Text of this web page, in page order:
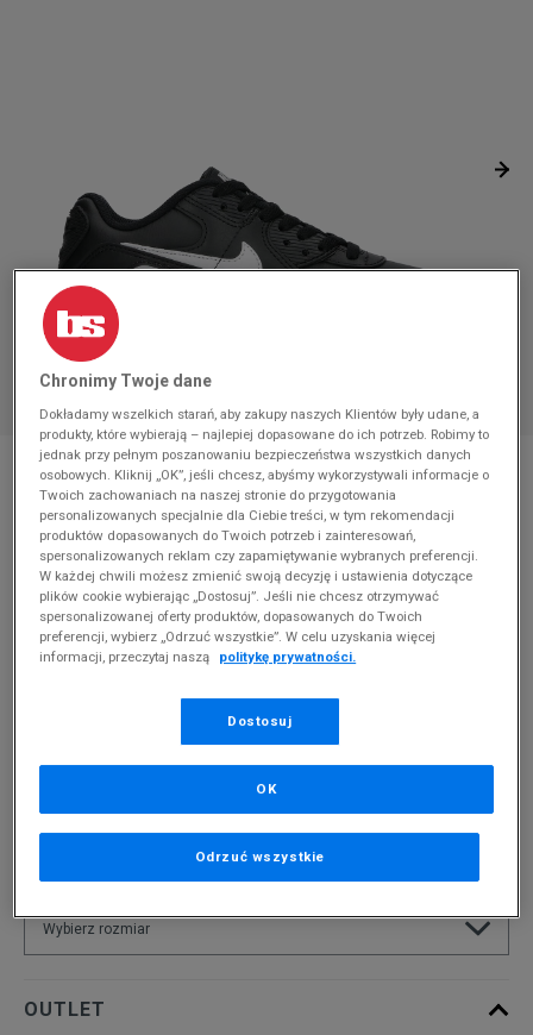
* Zdjęcie poglądowe
NIKE AIR MAX 90 LEATHER
Produkt pochodzi z końcówek aktualnych kolekcji, ubiegłych
sezonów lub z ekspozycji.Szczegóły.
zł cena rekomendowana przez producenta
499,99 zł
PRODUKT NIEDOSTĘPNY
Jeśli artykuł będzie ponownie dostępny, otrzymasz od nas
Wybierz rozmiar
OUTLET
Chronimy Twoje dane
Dokładamy wszelkich starań, aby zakupy naszych Klientów były udane, a
produkty, które wybierają – najlepiej dopasowane do ich potrzeb. Robimy to
jednak przy pełnym poszanowaniu bezpieczeństwa wszystkich danych
osobowych. Kliknij „OK”, jeśli chcesz, abyśmy wykorzystywali informacje o
Twoich zachowaniach na naszej stronie do przygotowania
personalizowanych specjalnie dla Ciebie treści, w tym rekomendacji
produktów dopasowanych do Twoich potrzeb i zainteresowań,
spersonalizowanych reklam czy zapamiętywanie wybranych preferencji.
W każdej chwili możesz zmienić swoją decyzję i ustawienia dotyczące
plików cookie wybierając „Dostosuj”. Jeśli nie chcesz otrzymywać
spersonalizowanej oferty produktów, dopasowanych do Twoich
preferencji, wybierz „Odrzuć wszystkie”. W celu uzyskania więcej
informacji, przeczytaj naszą
politykę prywatności.
Dostosuj
Odrzuć wszystkie
OK